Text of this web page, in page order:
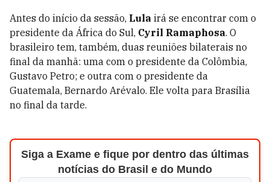
Antes do início da sessão, Lula irá se encontrar com o
presidente da África do Sul, Cyril Ramaphosa. O
brasileiro tem, também, duas reuniões bilaterais no
final da manhã: uma com o presidente da Colômbia,
Gustavo Petro; e outra com o presidente da
Guatemala, Bernardo Arévalo. Ele volta para Brasília
no final da tarde.
Siga a Exame e fique por dentro das últimas
notícias do Brasil e do Mundo